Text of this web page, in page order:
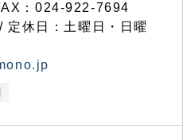
：024-922-7694
休日：土曜日・日曜